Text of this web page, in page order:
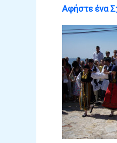
Αφήστε ένα